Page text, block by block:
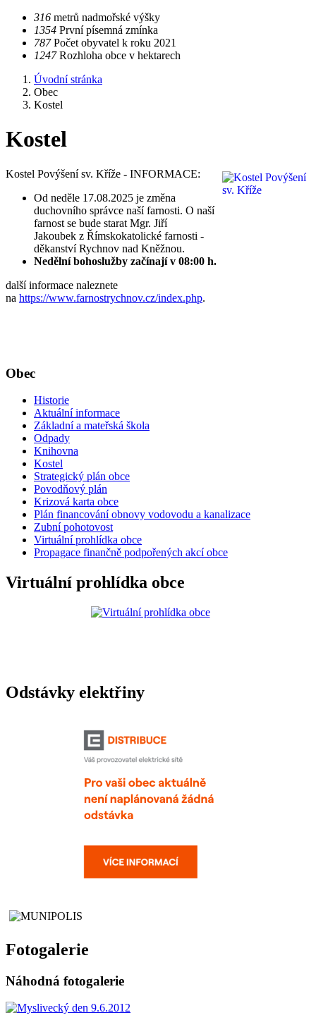
​​316 metrů nadmořské výšky
​​1354 První písemná zmínka
​​787 Počet obyvatel k roku 2021
​​1247 Rozhloha obce v hektarech
Úvodní stránka
Obec
Kostel
Kostel
Kostel Povýšení sv. Kříže - INFORMACE:
Od neděle 17.08.2025 je změna
duchovního správce naší farnosti. O naší
farnost se bude starat Mgr. Jiří
Jakoubek z Římskokatolické farnosti -
děkanství Rychnov nad Kněžnou.
Nedělní bohoslužby začínají v 08:00 h.
další informace naleznete
na https://www.farnostrychnov.cz/index.php.
Obec
Historie
Aktuální informace
Základní a mateřská škola
Odpady
Knihovna
Kostel
Strategický plán obce
Povodňový plán
Krizová karta obce
Plán financování obnovy vodovodu a kanalizace
Zubní pohotovost
Virtuální prohlídka obce
Propagace finančně podpořených akcí obce
Virtuální prohlídka obce
Odstávky elektřiny
Fotogalerie
Náhodná fotogalerie